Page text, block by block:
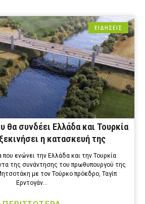
ΕΙΔΗΣΕΙΣ
θα συνδέει Ελλάδα και Τουρκία
η κατασκευή της
που ενώνει την Ελλάδα και την Τουρκία
της συνάντησης του πρωθυπουργού της
με τον Τούρκο πρόεδρο, Ταγίπ
Ερντογάν…